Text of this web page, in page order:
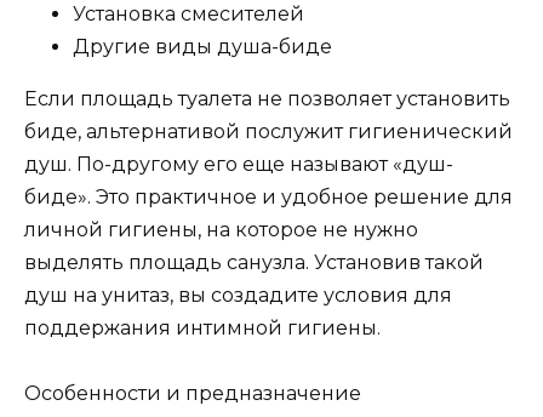
Установка смесителей
Другие виды душа-биде
Если площадь туалета не позволяет установить
биде, альтернативой послужит гигиенический
душ. По-другому его еще называют «душ-
биде». Это практичное и удобное решение для
личной гигиены, на которое не нужно
выделять площадь санузла. Установив такой
душ на унитаз, вы создадите условия для
поддержания интимной гигиены.
Особенности и предназначение